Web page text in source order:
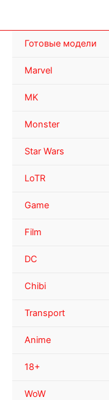
Готовые модели
Marvel
MK
Monster
Star Wars
LoTR
Game
Film
DC
Chibi
Transport
Anime
18+
WoW